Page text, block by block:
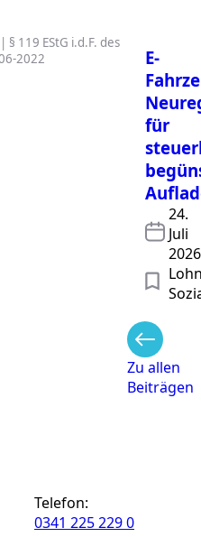
119 EStG i.d.F. des
2022
E-
für
24.
Juli
2026
Zu allen
Beiträgen
Telefon:
0341 225 229 0